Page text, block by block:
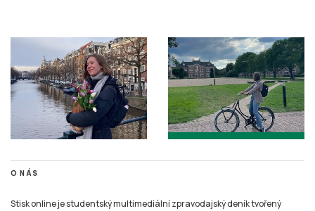
O NÁS
Stisk online je studentský multimediální zpravodajský deník tvořený